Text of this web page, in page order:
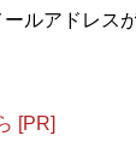
ルアドレス
[PR]